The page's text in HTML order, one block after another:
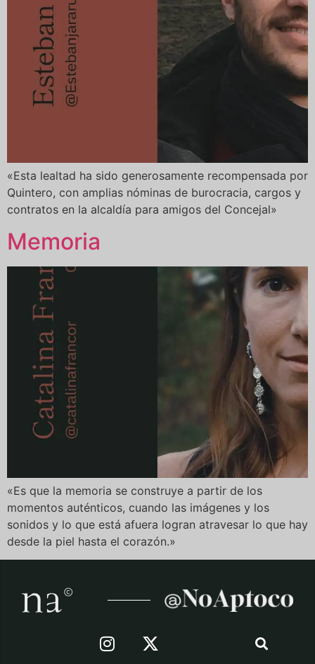
«Esta lealtad ha sido generosamente recompensada por
Quintero, con amplias nóminas de burocracia, cargos y
contratos en la alcaldía para amigos del Concejal»
Memoria
«Es que la memoria se construye a partir de los
momentos auténticos, cuando las imágenes y los
sonidos y lo que está afuera logran atravesar lo que hay
desde la piel hasta el corazón.»